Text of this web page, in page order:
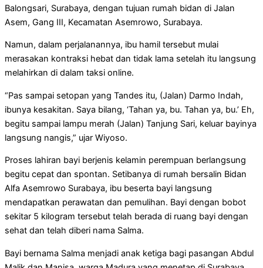
Balongsari, Surabaya, dengan tujuan rumah bidan di Jalan
Asem, Gang III, Kecamatan Asemrowo, Surabaya.
Namun, dalam perjalanannya, ibu hamil tersebut mulai
merasakan kontraksi hebat dan tidak lama setelah itu langsung
melahirkan di dalam taksi online.
“Pas sampai setopan yang Tandes itu, (Jalan) Darmo Indah,
ibunya kesakitan. Saya bilang, ‘Tahan ya, bu. Tahan ya, bu.’ Eh,
begitu sampai lampu merah (Jalan) Tanjung Sari, keluar bayinya
langsung nangis,” ujar Wiyoso.
Proses lahiran bayi berjenis kelamin perempuan berlangsung
begitu cepat dan spontan. Setibanya di rumah bersalin Bidan
Alfa Asemrowo Surabaya, ibu beserta bayi langsung
mendapatkan perawatan dan pemulihan. Bayi dengan bobot
sekitar 5 kilogram tersebut telah berada di ruang bayi dengan
sehat dan telah diberi nama Salma.
Bayi bernama Salma menjadi anak ketiga bagi pasangan Abdul